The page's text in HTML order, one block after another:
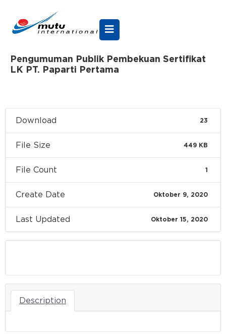
Pengumuman Publik Pembekuan Sertifikat
LK PT. Paparti Pertama
Download 23
File Size 449 KB
File Count 1
Create Date Oktober 9, 2020
Last Updated Oktober 15, 2020
Description